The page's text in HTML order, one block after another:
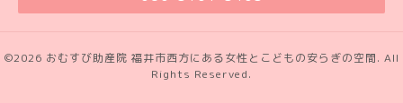
©2026 おむすび助産院 福井市西方にある女性とこどもの安らぎの空間. All
Rights Reserved.